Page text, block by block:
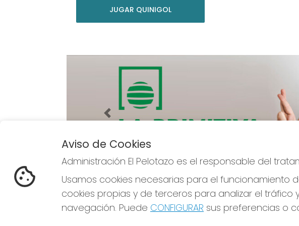
JUGAR QUINIGOL
Imagen anterior
ADMINISTRACIÓN EL PELOTAZO
¿Quiénes somos?
Comprar lotería
Resultados
RECEPTOR
956073495
Aviso de Cookies
Administración El Pelotazo es el responsable del
Usamos cookies necesarias para el funcionamiento
cookies propias y de terceros para analizar el
navegación. Puede CONFIGURAR sus preferencias o